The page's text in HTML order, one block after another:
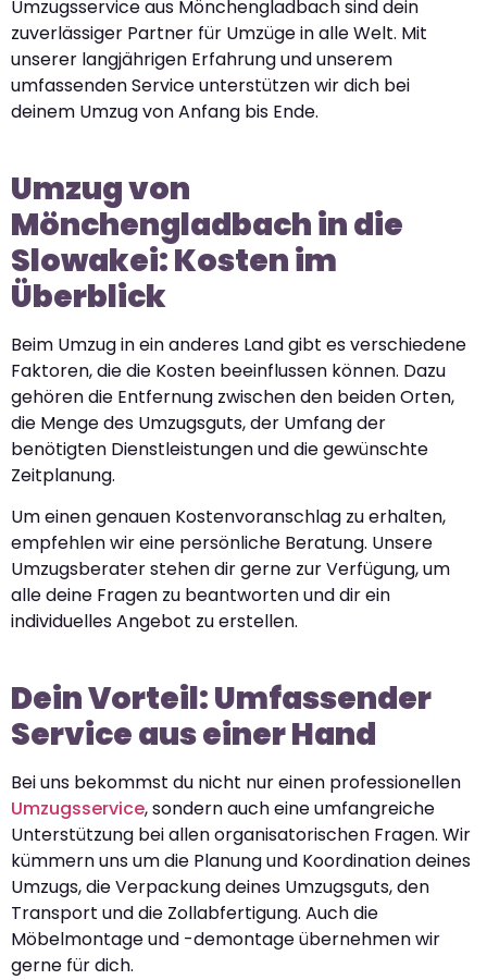
Umzugsservice aus Mönchengladbach sind dein
zuverlässiger Partner für Umzüge in alle Welt. Mit
unserer langjährigen Erfahrung und unserem
umfassenden Service unterstützen wir dich bei
deinem Umzug von Anfang bis Ende.
Umzug von
Mönchengladbach in die
Slowakei: Kosten im
Überblick
Beim Umzug in ein anderes Land gibt es verschiedene
Faktoren, die die Kosten beeinflussen können. Dazu
gehören die Entfernung zwischen den beiden Orten,
die Menge des Umzugsguts, der Umfang der
benötigten Dienstleistungen und die gewünschte
Zeitplanung.
Um einen genauen Kostenvoranschlag zu erhalten,
empfehlen wir eine persönliche Beratung. Unsere
Umzugsberater stehen dir gerne zur Verfügung, um
alle deine Fragen zu beantworten und dir ein
individuelles Angebot zu erstellen.
Dein Vorteil: Umfassender
Service aus einer Hand
Bei uns bekommst du nicht nur einen professionellen
Umzugsservice, sondern auch eine umfangreiche
Unterstützung bei allen organisatorischen Fragen. Wir
kümmern uns um die Planung und Koordination deines
Umzugs, die Verpackung deines Umzugsguts, den
Transport und die Zollabfertigung. Auch die
Möbelmontage und -demontage übernehmen wir
gerne für dich.